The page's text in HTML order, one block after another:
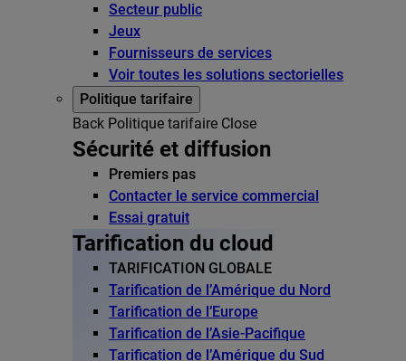
Secteur public
Jeux
Fournisseurs de services
Voir toutes les solutions sectorielles
Politique tarifaire
Back Politique tarifaire Close
Sécurité et diffusion
Premiers pas
Contacter le service commercial
Essai gratuit
Tarification du cloud
TARIFICATION GLOBALE
Tarification de l’Amérique du Nord
Tarification de l’Europe
Tarification de l’Asie-Pacifique
Tarification de l’Amérique du Sud